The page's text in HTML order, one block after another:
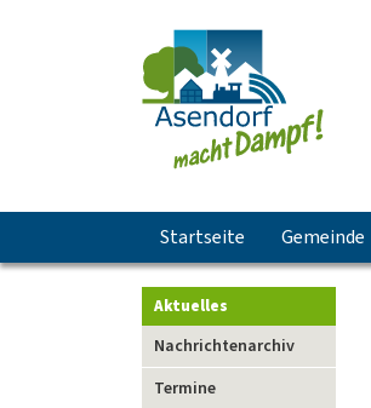
Navigation
überspringen
Startseite Gemeinde
Aktuelles
Navigation
überspringen
Nachrichtenarchiv
Termine